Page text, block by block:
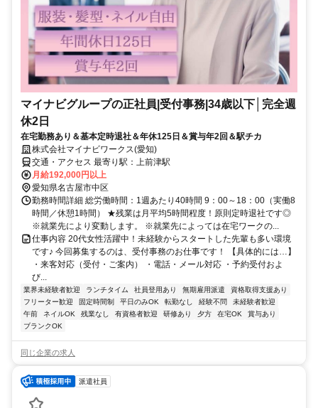
マイナビグループの正社員|受付事務|34歳以下│完全週
休2日
在宅勤務あり＆基本定時退社＆年休125日＆賞与年2回＆駅チカ
株式会社マイナビワークス(愛知)
交通・アクセス 最寄り駅：上前津駅
月給192,000円以上
愛知県名古屋市中区
勤務時間詳細 総労働時間：1週あたり40時間 9：00～18：00（実働8
時間／休憩1時間） ★残業は月平均5時間程度！原則定時退社です◎
※就業先により変動します。 ※就業先によっては在宅ワークの...
仕事内容 20代女性活躍中！未経験からスタートした先輩も多い環境
です♪ 今回募集するのは、受付事務のお仕事です！ 【具体的には…】
・来客対応（受付・ご案内） ・電話・メール対応 ・予約受付およ
び...
業界未経験者歓迎 ランチタイム 社員登用あり 無期雇用派遣
資格取得支援あり
フリーター歓迎
固定時間制 平日のみOK 転勤なし 経験不問
未経験者歓迎
午前
ネイルOK 残業なし 有資格者歓迎 研修あり 夕方 在宅OK
賞与あり
ブランクOK
同じ企業の求人
派遣社員